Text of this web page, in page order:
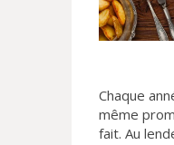
Chaque
même
fait. Au